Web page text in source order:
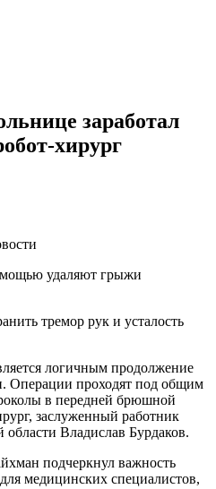
заработал
хирург
удаляют грыжи
тремор рук и усталость
логичным продолжение
Операции проходят под общим
в передней брюшной
заслуженный работник
области Владислав Бурдаков.
подчеркнул важность
медицинских специалистов,